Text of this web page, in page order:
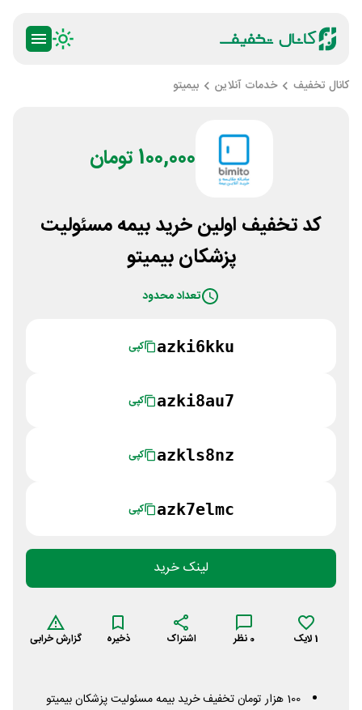
کانال تخفیف خدمات آنلاین بیمیتو
100,000 تومان
کد تخفیف اولین خرید بیمه مسئولیت
پزشکان بیمیتو
تعداد محدود
azki6kku کپی
azki8au7 کپی
azkls8nz کپی
azk7elmc کپی
لینک خرید
1لایک 0 نظر اشتراک ذخیره گزارش خرابی
100 هزار تومان تخفیف خرید بیمه مسئولیت پزشکان بیمیتو